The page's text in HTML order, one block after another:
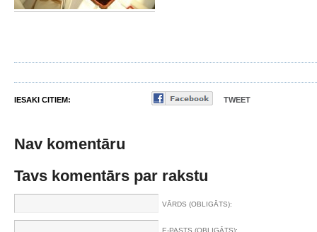
IESAKI CITIEM: TWEET
Nav komentāru
Tavs komentārs par rakstu
VĀRDS (OBLIGĀTS):
E-PASTS (OBLIGĀTS):